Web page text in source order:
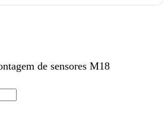
de sensores M18